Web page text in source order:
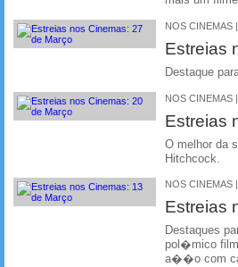
NOS CINEMAS
Estreias
Destaque
NOS CINEMAS
Estreias
O melhor da
Hitchcock.
NOS CINEMAS
Estreias
Destaques
pol�mico
a��o com